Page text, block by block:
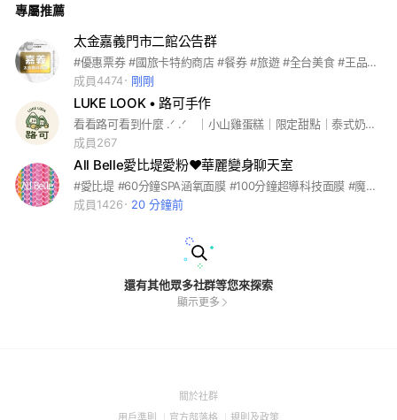
專屬推薦
太金嘉義門市二館公告群
#優惠票券 #國旅卡特約商店 #餐券 #旅遊 #全台美食 #王品系列 #萬豪酒店 #饗食天堂 #海港系列 #吃喝玩樂 #住宿券 #各大樂園 #飯店 #連鎖餐飲 #家樂福禮券 #7-11商品卡 #離島旅遊 #國內旅遊 #機票 #船票 #小琉球 #團媽合作 #親子同樂 #電子券 #實體通路 #便宜 #國旅卡特約商店
成員4474
剛剛
LUKE LOOK • 路可手作
看看路可看到什麼 .ᐟ .ᐟ ‍ ‍ ｜小山雞蛋糕｜限定甜點｜泰式奶茶｜ ‍ ‍ ·Chiayi嘉義 健康街115號（目前僅供外帶） · 13:00-18:00（週二、週日公休） IG：Lukelooook FB：LUKE LOOK • 路可
成員267
All Belle愛比堤愛粉❤️華麗變身聊天室
#愛比堤 #60分鐘SPA涵氧面膜 #100分鐘超導科技面膜 #魔法鍺巾 #美容 #保養 #煥膚 #卸妝 #洗臉 #去角質 #抗老保濕 #淨膚嫩白 #痘痘肌 #敏感肌 #乾燥肌 #粉刺 #油田 #暗沉 #皺紋
成員1426
20 分鐘前
還有其他眾多社群等您來探索
顯示更多
關於社群(Open
用戶準則 (Open
官方部落格 (Open
規則及政策(Open